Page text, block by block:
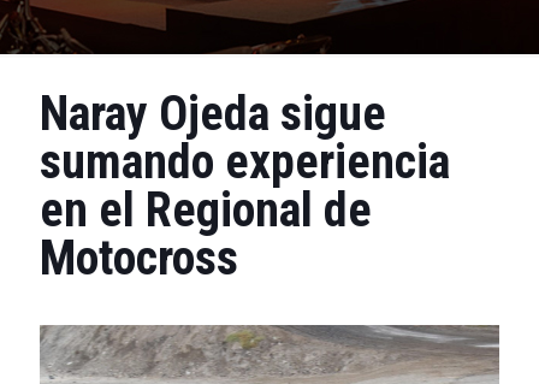
Naray Ojeda sigue
sumando experiencia
en el Regional de
Motocross